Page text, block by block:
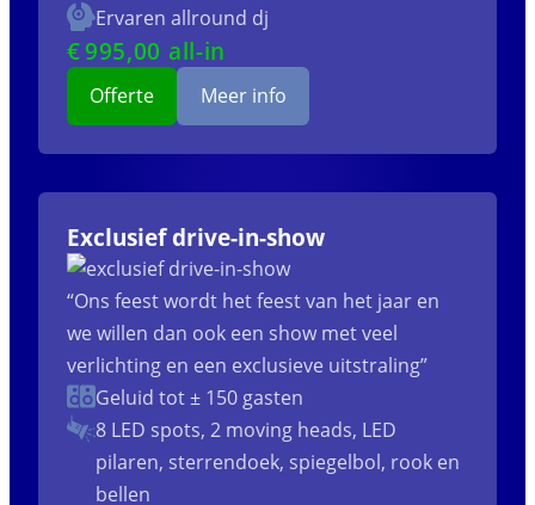
Ervaren allround dj
€995,00 all-in
Offerte Meer info
Exclusief drive-in-show
“Ons feest wordt het feest van het jaar en
we willen dan ook een show met veel
verlichting en een exclusieve uitstraling”
Geluid tot ± 150 gasten
8 LED spots, 2 moving heads, LED
pilaren, sterrendoek, spiegelbol, rook en
bellen